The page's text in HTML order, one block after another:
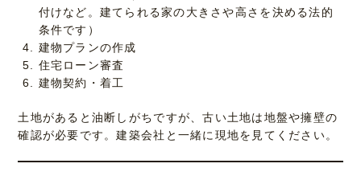
付けなど。建てられる家の大きさや高さを決める法的
条件です）
建物プランの作成
住宅ローン審査
建物契約・着工
土地があると油断しがちですが、古い土地は地盤や擁壁の
確認が必要です。建築会社と一緒に現地を見てください。